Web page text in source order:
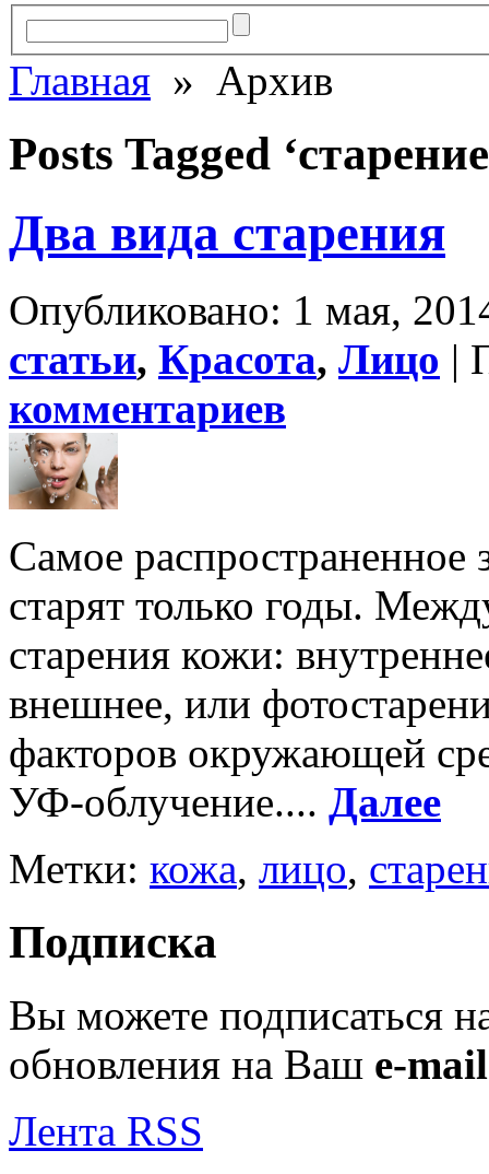
Главная » Архив
Posts Tagged
Два вида старения
Опубликовано: 1 мая,
статьи, Красота, Лицо |
комментариев
Самое
старят только годы.
старения кожи:
внешнее, или
факторов окружающей
УФ-облучение.... Далее
Метки: кожа, лицо,
Подписка
Вы можете подписаться
обновления на Ваш e-mail
Лента RSS